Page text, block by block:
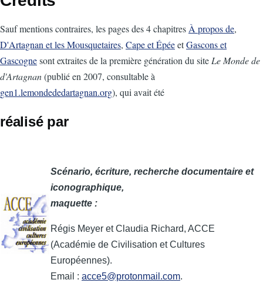
Sauf mentions contraires, les pages des 4 chapitres À propos de,
D'Artagnan et les Mousquetaires, Cape et ÉpéeetGascons et
Gascognesont extraites de la première génération du site Le Monde de
d'Artagnan(publié en 2007, consultable à
gen1.lemondededartagnan.org), qui avait été
réalisé par
Scénario, écriture, recherche documentaire et
iconographique,
maquette :
Régis Meyer et Claudia Richard, ACCE
(Académie de Civilisation et Cultures
Européennes).
Email : acce5@protonmail.com.